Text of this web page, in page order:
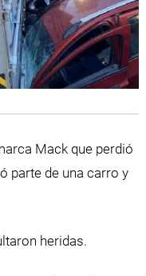
Mack que perdió
parte de una carro y
heridas.